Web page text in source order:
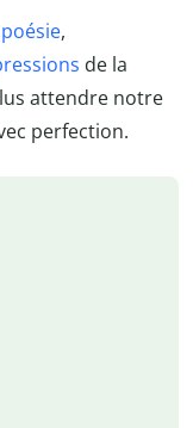
poésie,
de la
attendre notre
perfection.